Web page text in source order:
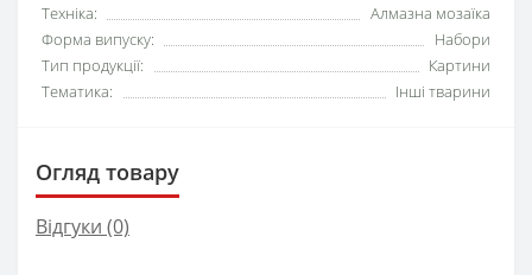
Техніка:
Алмазна мозаїка
Форма випуску:
Набори
Тип продукції:
Картини
Тематика:
Інші тварини
Огляд товару
Відгуки (0)